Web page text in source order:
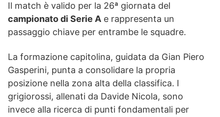
Il match è valido per la 26ª giornata del
campionato di Serie A e rappresenta un
passaggio chiave per entrambe le squadre.
La formazione capitolina, guidata da Gian Piero
Gasperini, punta a consolidare la propria
posizione nella zona alta della classifica. I
grigiorossi, allenati da Davide Nicola, sono
invece alla ricerca di punti fondamentali per